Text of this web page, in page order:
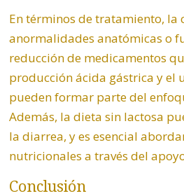
En términos de tratamiento, la
anormalidades anatómicas o
reducción de medicamentos
producción ácida gástrica y el
pueden formar parte del
Además, la dieta sin lactosa
la diarrea, y es esencial
nutricionales a través del
Conclusión